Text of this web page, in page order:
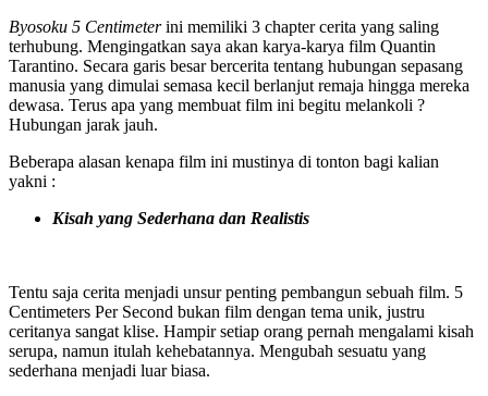
Byosoku 5 Centimeterini memiliki 3 chapter cerita yang saling
terhubung. Mengingatkan saya akan karya-karya film Quantin
Tarantino. Secara garis besar bercerita tentang hubungan sepasang
manusia yang dimulai semasa kecil berlanjut remaja hingga mereka
dewasa. Terus apa yang membuat film ini begitu melankoli ?
Hubungan jarak jauh.
Beberapa alasan kenapa film ini mustinya di tonton bagi kalian
yakni :
Kisah yang Sederhana dan Realistis
Tentu saja cerita menjadi unsur penting pembangun sebuah film. 5
Centimeters Per Second bukan film dengan tema unik, justru
ceritanya sangat klise. Hampir setiap orang pernah mengalami kisah
serupa, namun itulah kehebatannya. Mengubah sesuatu yang
sederhana menjadi luar biasa.